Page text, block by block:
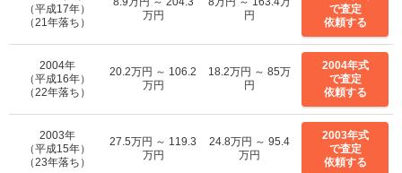
（平成17年）
（21年落ち）
万円
円
で査定
依頼する
2004年
（平成16年）
（22年落ち）
20.2万円 ～ 106.2
万円
18.2万円 ～ 85万
円
2004年式
で査定
依頼する
2003年
（平成15年）
（23年落ち）
27.5万円 ～ 119.3
万円
24.8万円 ～ 95.4
万円
2003年式
で査定
依頼する